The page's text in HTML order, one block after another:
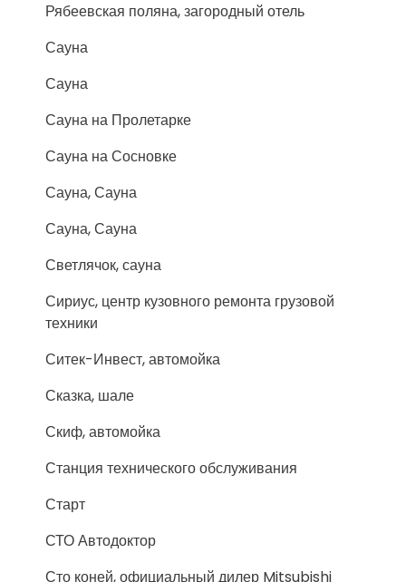
Рябеевская поляна, загородный отель
Сауна
Сауна
Сауна на Пролетарке
Сауна на Сосновке
Сауна, Сауна
Сауна, Сауна
Светлячок, сауна
Сириус, центр кузовного ремонта грузовой
техники
Ситек-Инвест, автомойка
Сказка, шале
Скиф, автомойка
Станция технического обслуживания
Старт
СТО Автодоктор
Сто коней, официальный дилер Mitsubishi